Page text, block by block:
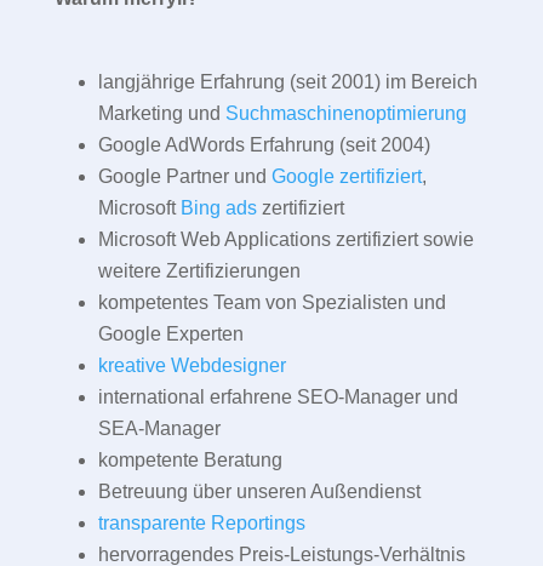
langjährige Erfahrung (seit 2001) im Bereich
Marketing und Suchmaschinenoptimierung
Google AdWords Erfahrung (seit 2004)
Google Partner und Google zertifiziert,
Microsoft Bing adszertifiziert
Microsoft Web Applications zertifiziert sowie
weitere Zertifizierungen
kompetentes Team von Spezialisten und
Google Experten
kreative Webdesigner
international erfahrene SEO-Manager und
SEA-Manager
kompetente Beratung
Betreuung über unseren Außendienst
transparente Reportings
hervorragendes Preis-Leistungs-Verhältnis